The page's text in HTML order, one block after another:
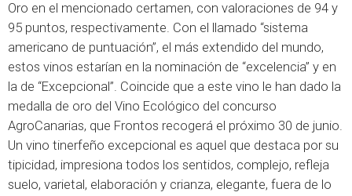
Oro en el mencionado certamen, con valoraciones de 94 y
95 puntos, respectivamente. Con el llamado “sistema
americano de puntuación”, el más extendido del mundo,
estos vinos estarían en la nominación de “excelencia” y en
la de “Excepcional”. Coincide que a este vino le han dado la
medalla de oro del Vino Ecológico del concurso
AgroCanarias, que Frontos recogerá el próximo 30 de junio.
Un vino tinerfeño excepcional es aquel que destaca por su
tipicidad, impresiona todos los sentidos, complejo, refleja
suelo, varietal, elaboración y crianza, elegante, fuera de lo